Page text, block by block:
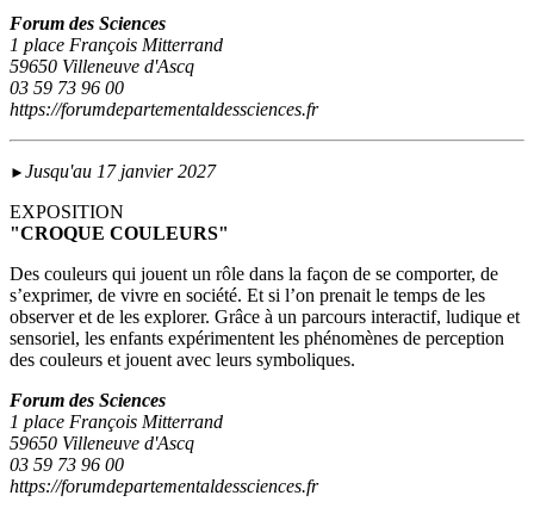
Forum des Sciences
1 place François Mitterrand
59650 Villeneuve d'Ascq
03 59 73 96 00
https://forumdepartementaldessciences.fr
► Jusqu'au 17 janvier 2027
EXPOSITION
"CROQUE COULEURS"
Des couleurs qui jouent un rôle dans la façon de se comporter, de
s’exprimer, de vivre en société. Et si l’on prenait le temps de les
observer et de les explorer. Grâce à un parcours interactif, ludique et
sensoriel, les enfants expérimentent les phénomènes de perception
des couleurs et jouent avec leurs symboliques.
Forum des Sciences
1 place François Mitterrand
59650 Villeneuve d'Ascq
03 59 73 96 00
https://forumdepartementaldessciences.fr